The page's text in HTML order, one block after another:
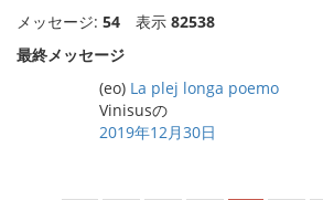
メッセージ: 54 表示 82538
最終メッセージ
(eo) La plej longa poemo
Vinisusの
2019年12月30日